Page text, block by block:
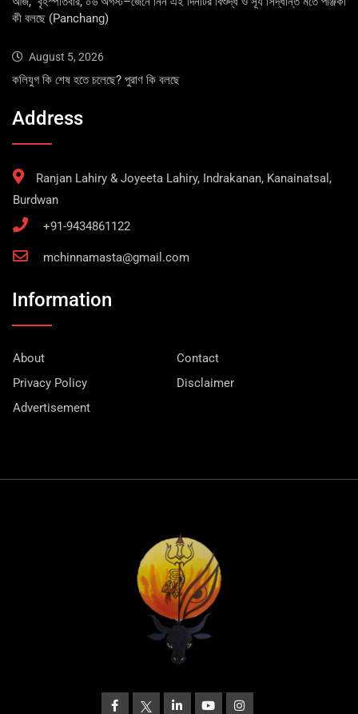
কী বলছে (Panchang)
August 5, 2026
কলিযুগ কি শেষ হতে চলেছে? পুরাণ কি বলছে
Address
Ranjan Lahiry & Joyeeta Lahiry, Indrakanan, Kanainatsal,
Burdwan
+91-9434861122
mchinnamasta@gmail.com
Information
About
Contact
Privacy Policy
Disclaimer
Advertisement